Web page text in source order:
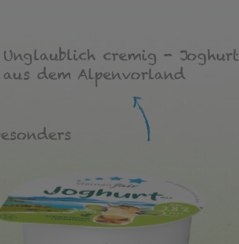
Unglaublich cremig - Joghurt
aus dem Alpenvorland